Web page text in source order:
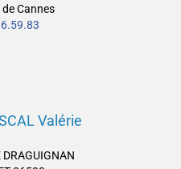
Cannes
Valérie
DRAGUIGNAN